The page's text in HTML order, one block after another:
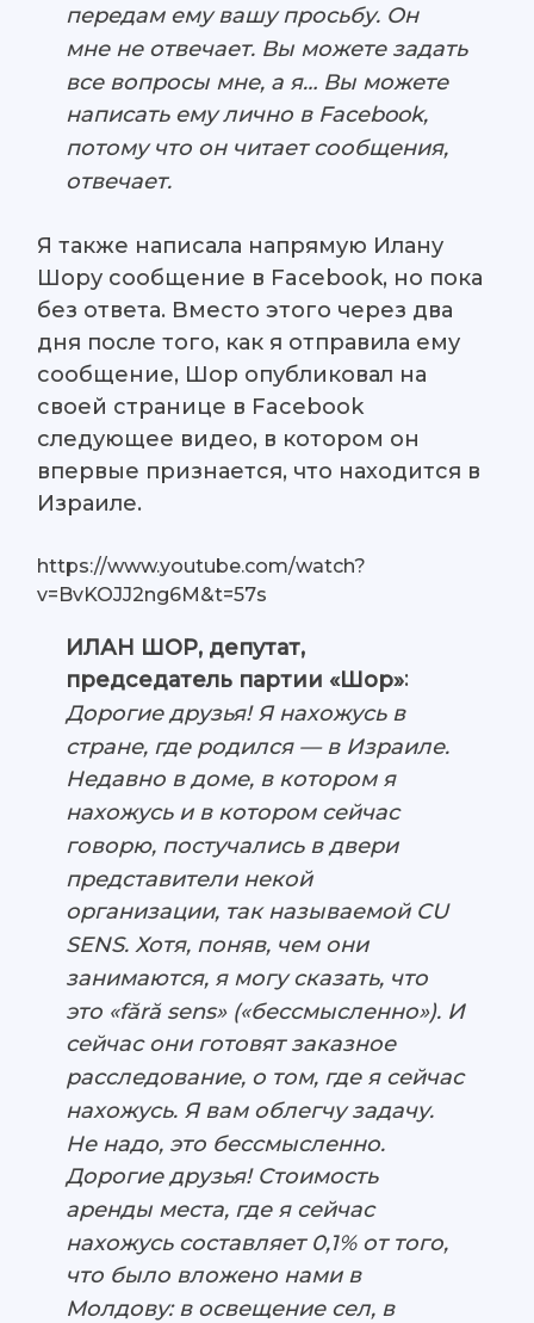
передам ему вашу просьбу. Он
мне не отвечает. Вы можете задать
все вопросы мне, а я… Вы можете
написать ему лично в Facebook,
потому что он читает сообщения,
отвечает.
Я также написала напрямую Илану
Шору сообщение в Facebook, но пока
без ответа. Вместо этого через два
дня после того, как я отправила ему
сообщение, Шор опубликовал на
своей странице в Facebook
следующее видео, в котором он
впервые признается, что находится в
Израиле.
https://www.youtube.com/watch?
v=BvKOJJ2ng6M&t=57s
ИЛАН ШОР, депутат,
председатель партии «Шор»:
Дорогие друзья! Я нахожусь в
стране, где родился — в Израиле.
Недавно в доме, в котором я
нахожусь и в котором сейчас
говорю, постучались в двери
представители некой
организации, так называемой CU
SENS. Хотя, поняв, чем они
занимаются, я могу сказать, что
это «fără sens» («бессмысленно»). И
сейчас они готовят заказное
расследование, о том, где я сейчас
нахожусь. Я вам облегчу задачу.
Не надо, это бессмысленно.
Дорогие друзья! Стоимость
аренды места, где я сейчас
нахожусь составляет 0,1% от того,
что было вложено нами в
Молдову: в освещение сел, в